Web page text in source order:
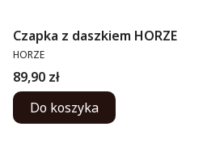
Czapka z daszkiem HORZE
PRODUCENT
HORZE
Cena
89,90 zł
Do koszyka